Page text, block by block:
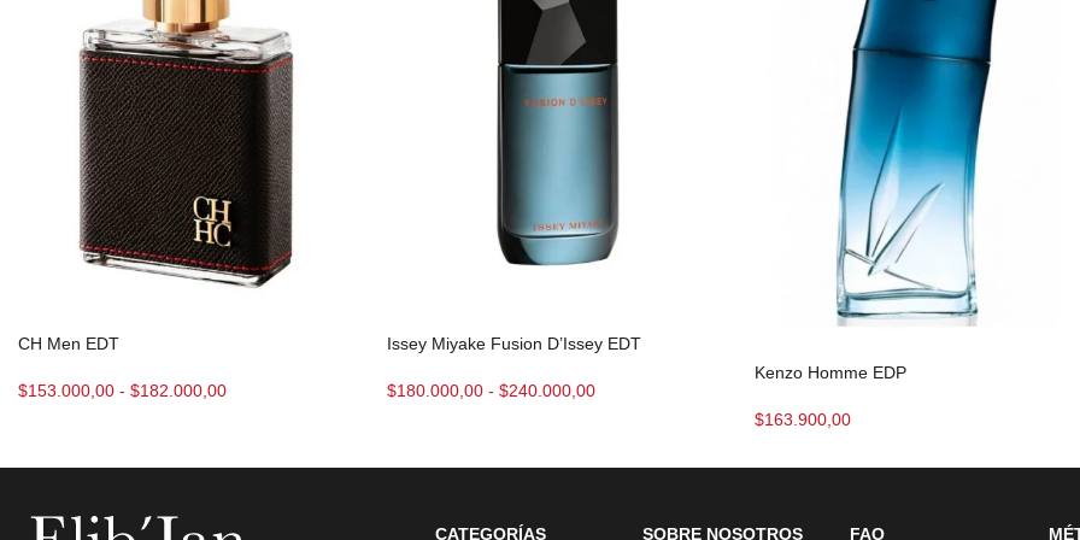
CH Men EDT
$153.000,00 - $182.000,00
Issey Miyake Fusion D’Issey EDT
$180.000,00 - $240.000,00
Kenzo Homme EDP
$163.900,00
CATEGORÍAS SOBRE NOSOTROS FAQ